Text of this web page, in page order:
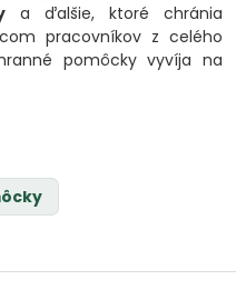
a ďalšie, ktoré chránia
pracovníkov z celého
pomôcky vyvíja na